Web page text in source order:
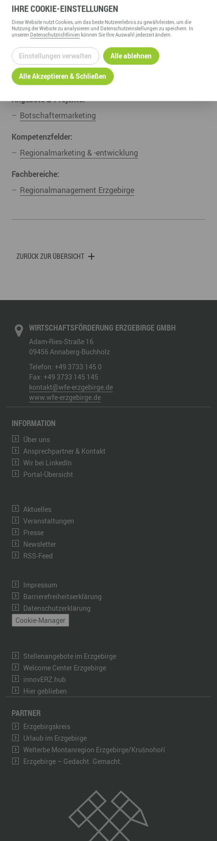
LINKS
Alle Botschafter im Überblick
UNSERE ZUGEHÖRIGEN
Angebote & Projekte:
Botschaftermarketing
Kompetenzfelder:
Regionalmarketing & -entwicklung
Fachbereiche:
Regionalmanagement Erzgebirge
ZURÜCK ZUR ÜBERSICHT
WIRTSCHAFTSFÖRDERUNG ERZGEBIRGE GMBH
Adam-Ries-Straße 16
09456 Annaberg-Buchholz
Telefon: +49 3733 145 0
Fax: +49 3733 145 145
kontakt@wfe-erzgebirge.de
www.wfe-erzgebirge.de
INFORMATION
Über uns
Ansprechpartner & Kontakt
Wir bei LinkedIn
Portal-Übersicht
Aktuelles
Veranstaltungen
Presse
Newsletter
RSS-Feed
Impressum
Barrierefreiheitserklärung
Datenschutzerklärung
Cookie-Manager
Stellenangebote im Erzgebirge
Welcome Center Erzgebirge
innovERZ.hub
Hier geblieben
PARTNER
Erzgebirgskreis
Urlaub im Erzgebirge
Welterbe Montanregion Erzgebirge/Krušnohoří
Erzgebirge – Gedacht. Gemacht.
IHRECOOKIE-EINSTELLUNGEN
DieseWebsitenutzt Cookies, um das beste Nutzererlebnis zu gewährleisten, um die
Nutzung derWebsitezu analysieren und Datenschutzeinstellungen zu speichern. In
unseren Datenschutzrichtlinien können Sie Ihre Auswahl jederzeit ändern.
Einstellungen verwalten Alle ablehnen
Alle Akzeptieren & Schließen